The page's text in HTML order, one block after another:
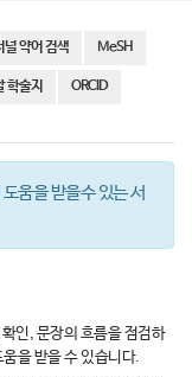
널 약어 검색 MeSH
학술지 ORCID
움을 받을수 있는 서
인, 문장의 흐름을 점검하
을 받을 수 있습니다.